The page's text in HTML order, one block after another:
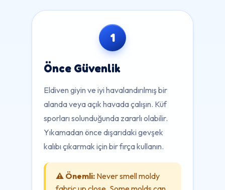
1
Önce Güvenlik
Eldiven giyin ve iyi havalandırılmış bir
alanda veya açık havada çalışın. Küf
sporları solunduğunda zararlı olabilir.
Yıkamadan önce dışarıdaki gevşek
kalıbı çıkarmak için bir fırça kullanın.
⚠️ Önemli: Never smell moldy